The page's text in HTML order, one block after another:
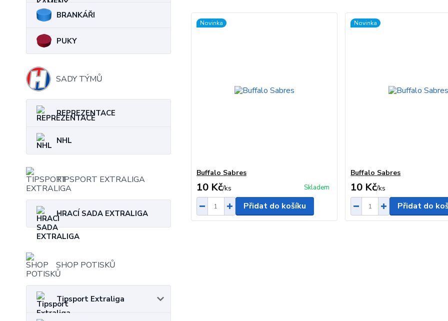
BRANKÁŘI
PUKY
SADY TÝMŮ
REPREZENTACE
NHL
TIPSPORT EXTRALIGA
HRACÍ SADA EXTRALIGA
SHOP POTISKŮ
Tipsport Extraliga
Novinka
Buffalo Sabres
10 Kč/ks Skladem
Přidat do košíku
Novinka
Buffalo Sabres
10 Kč/ks
Přidat do